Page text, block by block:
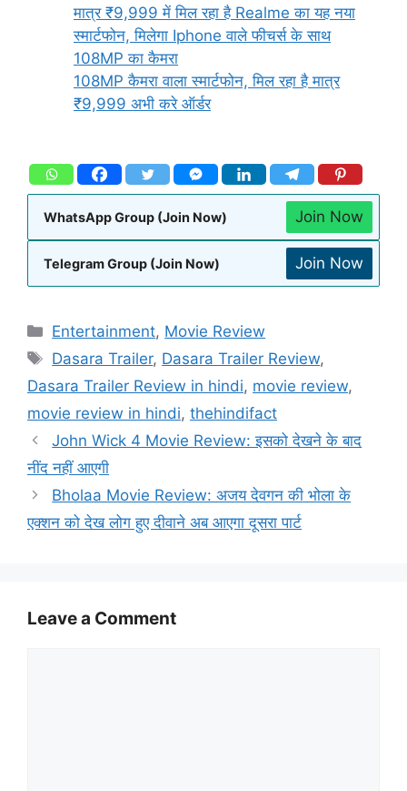
मात्र ₹9,999 में मिल रहा है Realme का यह नया
स्मार्टफोन, मिलेगा Iphone वाले फीचर्स के साथ
108MP का कैमरा
108MP कैमरा वाला स्मार्टफोन, मिल रहा है मात्र
₹9,999 अभी करे ऑर्डर
WhatsApp Group (Join Now) Join Now
Telegram Group (Join Now) Join Now
Entertainment, Movie Review
Dasara Trailer, Dasara Trailer Review,
Dasara Trailer Review in hindi, movie review,
movie review in hindi, thehindifact
John Wick 4 Movie Review: इसको देखने के बाद
नींद नहीं आएगी
Bholaa Movie Review: अजय देवगन की भोला के
एक्शन को देख लोग हुए दीवाने अब आएगा दूसरा पार्ट
Leave a Comment